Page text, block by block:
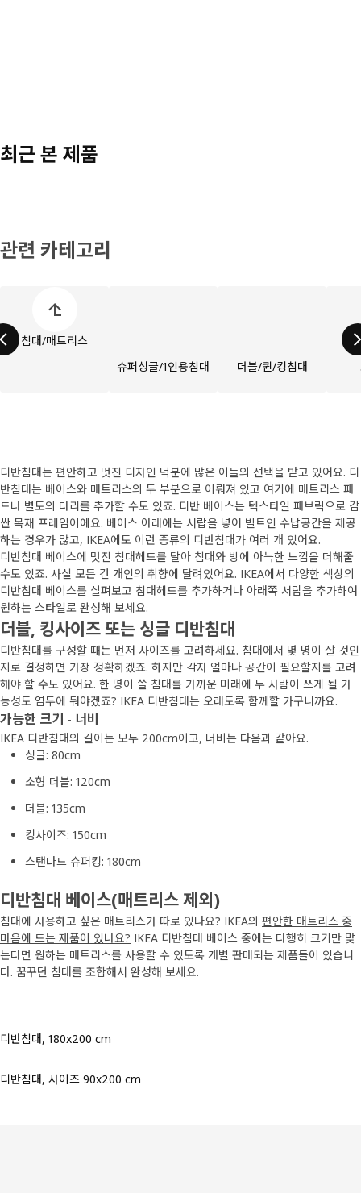
최근 본 제품
관련 카테고리
침대/매트리스
슈퍼싱글/1인용침대
더블/퀸/킹침대
디반침대는 편안하고 멋진 디자인 덕분에 많은 이들의 선택을 받고 있어요. 디
반침대는 베이스와 매트리스의 두 부분으로 이뤄져 있고 여기에 매트리스 패
드나 별도의 다리를 추가할 수도 있죠. 디반 베이스는 텍스타일 패브릭으로 감
싼 목재 프레임이에요. 베이스 아래에는 서랍을 넣어 빌트인 수납공간을 제공
하는 경우가 많고, IKEA에도 이런 종류의 디반침대가 여러 개 있어요.
디반침대 베이스에 멋진 침대헤드를 달아 침대와 방에 아늑한 느낌을 더해줄
수도 있죠. 사실 모든 건 개인의 취향에 달려있어요. IKEA에서 다양한 색상의
디반침대 베이스를 살펴보고 침대헤드를 추가하거나 아래쪽 서랍을 추가하여
원하는 스타일로 완성해 보세요.
더블, 킹사이즈 또는 싱글 디반침대
디반침대를 구성할 때는 먼저 사이즈를 고려하세요. 침대에서 몇 명이 잘 것인
지로 결정하면 가장 정확하겠죠. 하지만 각자 얼마나 공간이 필요할지를 고려
해야 할 수도 있어요. 한 명이 쓸 침대를 가까운 미래에 두 사람이 쓰게 될 가
능성도 염두에 둬야겠죠? IKEA 디반침대는 오래도록 함께할 가구니까요.
가능한 크기 - 너비
IKEA 디반침대의 길이는 모두 200cm이고, 너비는 다음과 같아요.
싱글: 80cm
소형 더블: 120cm
더블: 135cm
킹사이즈: 150cm
스탠다드 슈퍼킹: 180cm
디반침대 베이스(매트리스 제외)
침대에 사용하고 싶은 매트리스가 따로 있나요? IKEA의 편안한 매트리스 중
마음에 드는 제품이 있나요? IKEA 디반침대 베이스 중에는 다행히 크기만 맞
는다면 원하는 매트리스를 사용할 수 있도록 개별 판매되는 제품들이 있습니
다. 꿈꾸던 침대를 조합해서 완성해 보세요.
디반침대, 180x200 cm
디반침대, 사이즈 90x200 cm